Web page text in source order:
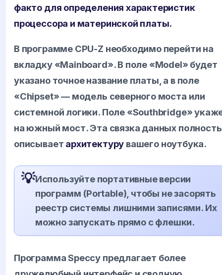
факто для определения характеристик
процессора и материнской платы.
В программе CPU-Z необходимо перейти на
вкладку «Mainboard». В поле «Model» будет
указано точное название платы, а в поле
«Chipset» — модель северного моста или
системной логики. Поле «Southbridge»
на южный мост. Эта связка данных
описывает архитектуру вашего ноутбука.
💡Используйте портативные версии
программ (Portable), чтобы не засорять
реестр системы лишними записями. Их
можно запускать прямо с флешки.
Программа Speccy предлагает более